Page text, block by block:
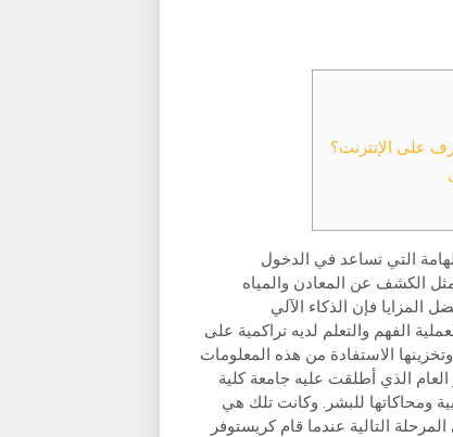
على الإنترنت؟
التي تساعد في الدخول
الكشف عن المعادن والمياه
المزايا فإن الذكاء الآلي
الفهم والتعلم لديه تراكمية على
الاستفادة من هذه المعلومات
كانت تلك التجارب العملية حتى عام 1956م وهو العام الذي أطلقت عليه جامعة كلية
ومحاكاتها للبشر. وكانت تلك هي
التالية عندما قام كريستوفر